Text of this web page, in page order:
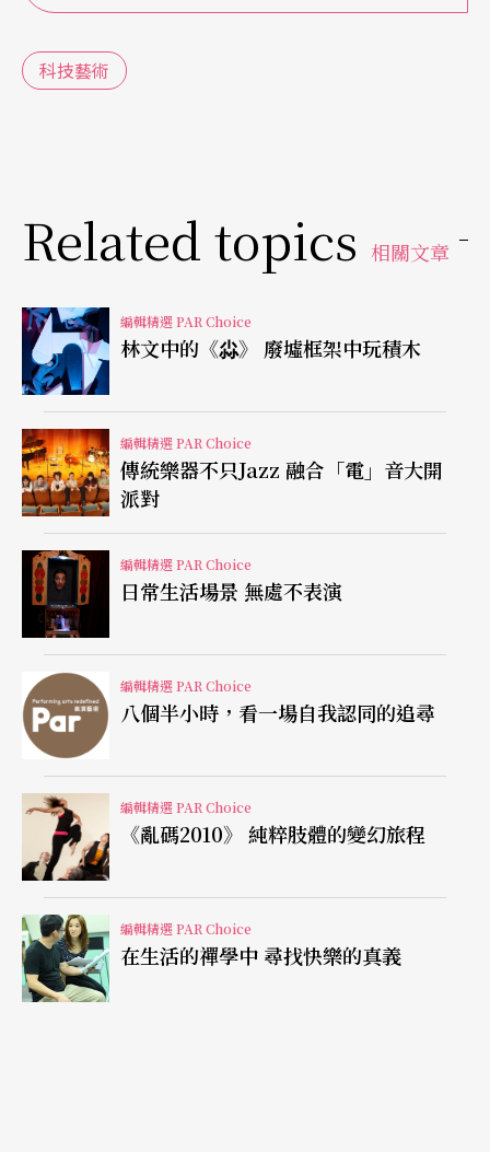
態光線的來源。在技術層面上，該劇把所有的記憶
十二台投影機，營造出一種沉浸式的幻覺感受。此
外，演員之間不存在交流，只能透過想像和另一個
達，在表演風格上也有一定的挑戰。
相較於其他國家的發展，台灣在科技劇場的領域才
剛起步，成熟度並不高，王俊傑表示：「除了要將
不同領域的藝術家或創作者湊在一起，磨合兩種迥
異的工作模式，本身就會遇到很多溝通上的問題，
再加上專業人才的經驗沒辦法累積，硬體設備更是
匱乏，科技劇場的創作風險相當高。」但科技劇場
所強調的視覺臨場感，可以提供觀眾不同於以往的
嶄新經驗，是電影等其他藝術類型所沒法取代的。
「科技與表演藝術的結合，最終還是要回到劇場本
質，否則以舞台演出耗費的人力和時間成本來說，
如果沒有媒介運用和視覺呈現的不可取代性，倒不
如電視電影的投資報酬率來得高，不需要選擇劇
場。」王俊傑說。
科技藝術
Related topics 相關文章
編輯精選 PAR Choice
林文中的《尛》 廢墟框架中玩積木
編輯精選 PAR Choice
傳統樂器不只Jazz 融合「電」音大開
派對
編輯精選 PAR Choice
日常生活場景 無處不表演
編輯精選 PAR Choice
八個半小時，看一場自我認同的追尋
編輯精選 PAR Choice
《亂碼2010》 純粹肢體的變幻旅程
編輯精選 PAR Choice
在生活的禪學中 尋找快樂的真義